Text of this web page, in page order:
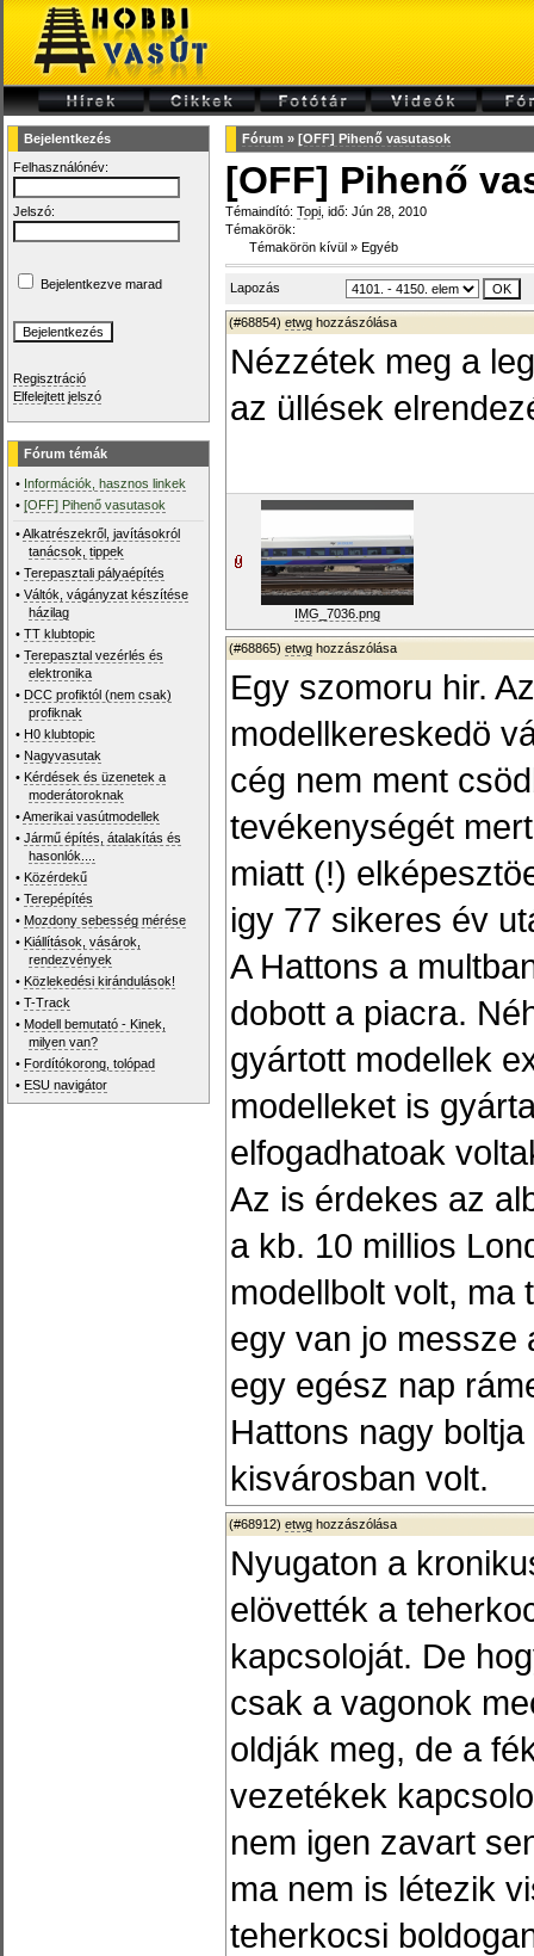
Bejelentkezés
Felhasználónév:
Jelszó:
Bejelentkezve marad
Regisztráció
Elfelejtett jelszó
Fórum témák
• Információk, hasznos linkek
•[OFF] Pihenő vasutasok
•Alkatrészekről, javításokról
tanácsok, tippek
•Terepasztali pályaépítés
•Váltók, vágányzat készítése
házilag
•TT klubtopic
•Terepasztal vezérlés és
elektronika
• DCC profiktól (nem csak)
profiknak
• H0 klubtopic
• Nagyvasutak
• Kérdések és üzenetek a
moderátoroknak
•Amerikai vasútmodellek
•Jármű építés, átalakítás és
hasonlók....
• Közérdekű
•Terepépítés
• Mozdony sebesség mérése
• Kiállítások, vásárok,
rendezvények
• Közlekedési kirándulások!
•T-Track
• Modell bemutató - Kinek,
milyen van?
• Fordítókorong, tolópad
• ESU navigátor
Fórum » [OFF] Pihenő vasutasok
[OFF] Pihenő
Témaindító: Topi , idő: Jún 28, 2010
Témakörök:
Témakörön kívül » Egyéb
Lapozás
(#68854) etwg hozzászólása
Nézzétek meg a
az üllések
IMG_7036.png
(#68865) etwg hozzászólása
Egy szomoru hir.
modellkereskedö
cég nem ment
tevékenységét
miatt (!)
igy 77 sikeres év
A Hattons a
dobott a piacra.
gyártott modellek
modelleket is
elfogadhatoak
Az is érdekes az
a kb. 10 millios
modellbolt volt, ma
egy van jo messze
egy egész nap
Hattons nagy
kisvárosban volt.
(#68912) etwg hozzászólása
Nyugaton a
elövették a
kapcsoloját. De
csak a vagonok
oldják meg, de a
vezetékek
nem igen zavart
ma nem is létezik
teherkocsi